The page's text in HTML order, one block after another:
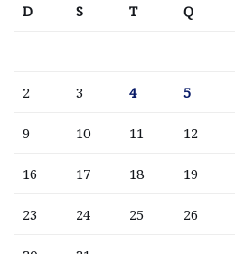
D
S T Q
2 3 4 5
9 10 11 12
16 17 18 19
23 24 25 26